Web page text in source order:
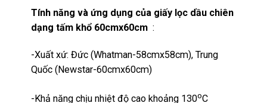
Tính năng và ứng dụng của giấy lọc dầu chiên
dạng tấm khổ 60cmx60cm :
-Xuất xứ: Đức (Whatman-58cmx58cm), Trung
Quốc (Newstar-60cmx60cm)
-Khả năng chịu nhiệt độ cao khoảng 130oC